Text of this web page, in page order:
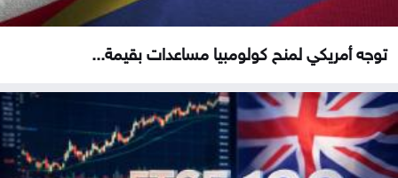
توجه أمريكي لمنح كولومبيا مساعدات بقيمة...